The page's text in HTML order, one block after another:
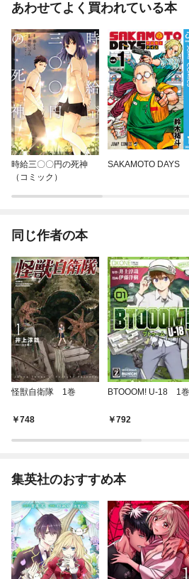
あわせてよく買われている本
時給三〇〇円の死神
（コミック）
SAKAMOTO DAYS
同じ作者の本
怪獣自衛隊 1巻
748
BTOOOM! U-18 1巻
792
集英社のおすすめ本